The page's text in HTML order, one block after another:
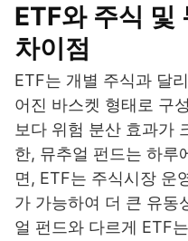
ETF와 주식 및
차이점
ETF는 개별 주식과 달
어진 바스켓 형태로 구
보다 위험 분산 효과가
한, 뮤추얼 펀드는 하루
면, ETF는 주식시장 운
가 가능하여 더 큰 유동
얼 펀드와 다르게 ETF